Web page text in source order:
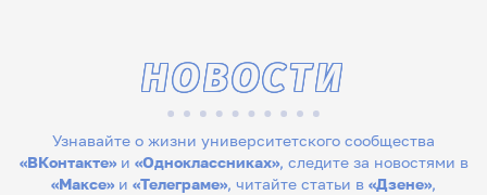
Узнавайте о жизни университетского сообщества
«ВКонтакте»и «Одноклассниках», следите за новостями в
«Максе» и «Телеграме», читайте статьи в «Дзене»,
НОВОСТИ